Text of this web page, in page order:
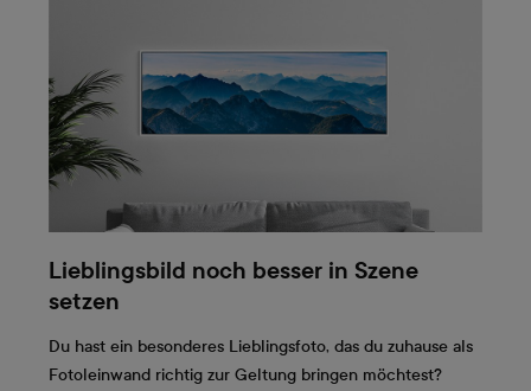
Lieblingsbild noch besser in Szene
setzen
Du hast ein besonderes Lieblingsfoto, das du zuhause als
Fotoleinwand richtig zur Geltung bringen möchtest?